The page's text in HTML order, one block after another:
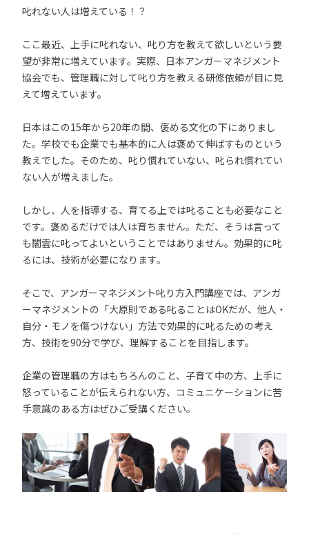
叱れない人は増えている！？
ここ最近、上手に叱れない、叱り方を教えて欲しいという要
望が非常に増えています。実際、日本アンガーマネジメント
協会でも、管理職に対して叱り方を教える研修依頼が目に見
えて増えています。
日本はこの15年から20年の間、褒める文化の下にありまし
た。学校でも企業でも基本的に人は褒めて伸ばすものという
教えでした。そのため、叱り慣れていない、叱られ慣れてい
ない人が増えました。
しかし、人を指導する、育てる上では叱ることも必要なこと
です。褒めるだけでは人は育ちません。ただ、そうは言って
も闇雲に叱ってよいということではありません。効果的に叱
るには、技術が必要になります。
そこで、アンガーマネジメント叱り方入門講座では、アンガ
ーマネジメントの「大原則である叱ることはOKだが、他人・
自分・モノを傷つけない」方法で効果的に叱るための考え
方、技術を90分で学び、理解することを目指します。
企業の管理職の方はもちろんのこと、子育て中の方、上手に
怒っていることが伝えられない方、コミュニケーションに苦
手意識のある方はぜひご受講ください。